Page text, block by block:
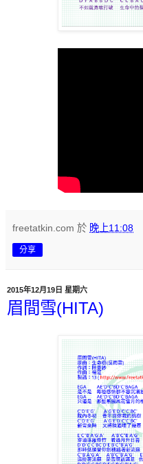
freetatkin.com 於 晚上11:08
分享
2015年12月19日 星期六
眉間雪(HITA)